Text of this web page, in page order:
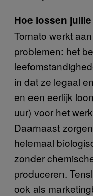
Hoe lossen
Tomato werkt
problemen: het
in dat ze legaal
en een eerlijk
uur) voor het
Daarnaast
helemaal
zonder
produceren.
ook als